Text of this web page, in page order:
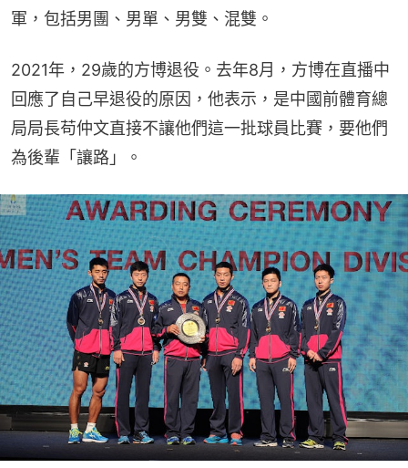
軍，包括男團、男單、男雙、混雙。
2021年，29歲的方博退役。去年8月，方博在直播中
回應了自己早退役的原因，他表示，是中國前體育總
局局長苟仲文直接不讓他們這一批球員比賽，要他們
為後輩「讓路」。